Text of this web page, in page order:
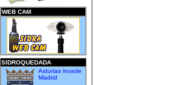
WEB CAM
SIDROQUEDADA
Asturias invade
Madrid